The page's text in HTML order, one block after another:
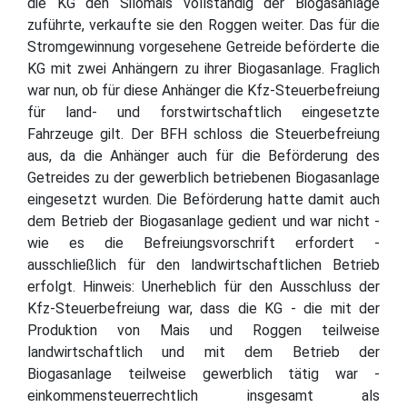
zuführte, verkaufte sie den Roggen weiter. Das für die
Stromgewinnung vorgesehene Getreide beförderte die
KG mit zwei Anhängern zu ihrer Biogasanlage. Fraglich
war nun, ob für diese Anhänger die Kfz-Steuerbefreiung
für land- und forstwirtschaftlich eingesetzte
Fahrzeuge gilt. Der BFH schloss die Steuerbefreiung
aus, da die Anhänger auch für die Beförderung des
Getreides zu der gewerblich betriebenen Biogasanlage
eingesetzt wurden. Die Beförderung hatte damit auch
dem Betrieb der Biogasanlage gedient und war nicht -
wie es die Befreiungsvorschrift erfordert -
ausschließlich für den landwirtschaftlichen Betrieb
erfolgt. Hinweis: Unerheblich für den Ausschluss der
Kfz-Steuerbefreiung war, dass die KG - die mit der
Produktion von Mais und Roggen teilweise
landwirtschaftlich und mit dem Betrieb der
Biogasanlage teilweise gewerblich tätig war -
einkommensteuerrechtlich insgesamt als